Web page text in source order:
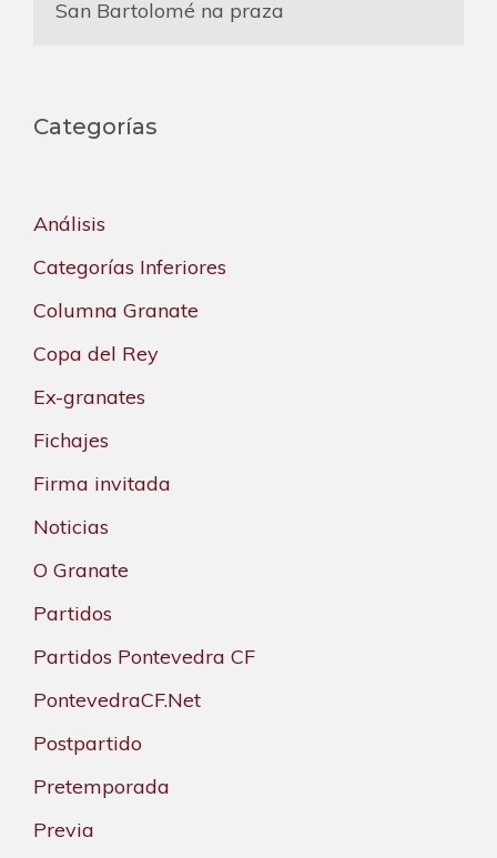
San Bartolomé na praza
Categorías
Análisis
Categorías Inferiores
Columna Granate
Copa del Rey
Ex-granates
Fichajes
Firma invitada
Noticias
O Granate
Partidos
Partidos Pontevedra CF
PontevedraCF.Net
Postpartido
Pretemporada
Previa